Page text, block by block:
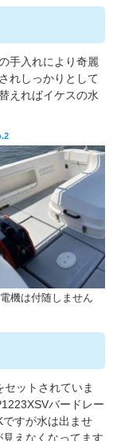
手入れにより奇麗
れしっかりとして
えればイケスの水
機は付随しません
ットされていま
バードレー
すが水は出ませ
えなくなってます